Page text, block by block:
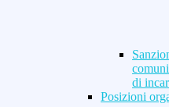
di
Posizioni